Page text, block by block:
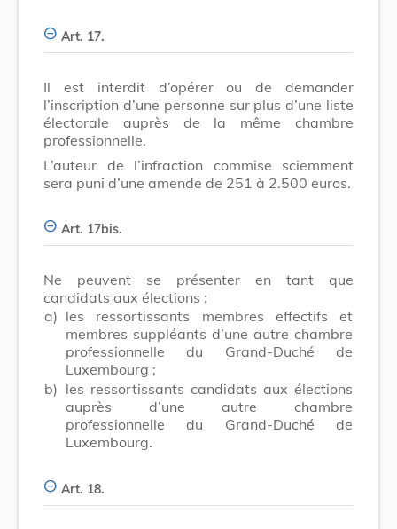
Art. 17.
Il est interdit d’opérer ou de demander
l’inscription d’une personne sur plus d’une liste
électorale auprès de la même chambre
professionnelle.
L’auteur de l’infraction commise sciemment
sera puni d’une amende de 251 à 2.500 euros.
Art. 17bis.
Ne peuvent se présenter en tant que
candidats aux élections :
a) les ressortissants membres effectifs et
membres suppléants d’une autre chambre
professionnelle du Grand-Duché de
Luxembourg ;
b) les ressortissants candidats aux élections
auprès d’une autre chambre
professionnelle du Grand-Duché de
Luxembourg.
Art. 18.